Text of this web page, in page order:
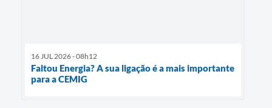
16 JUL 2026 - 08h12
Faltou Energia? A sua ligação é a mais importante
para a CEMIG